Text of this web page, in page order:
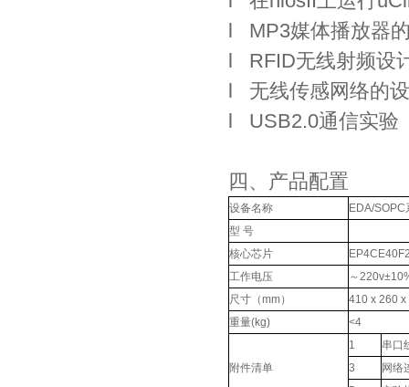
l MP3媒体播放器
l RFID无线射频设
l 无线传感网络的
l USB2.0通信实验
四、产品配置
设备名称
EDA/
型 号
核心芯片
工作电压
～
尺寸（mm）
410 x 260 x
重量(kg)
<4
附件清单
1
串口
3
网络